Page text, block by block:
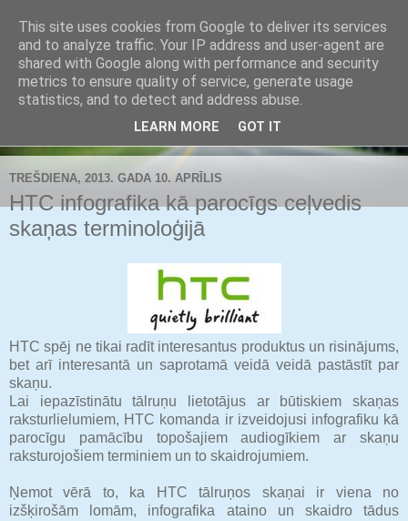
Buldozers.Lv
Subjektīvi par svarīgāko.
TREŠDIENA, 2013. GADA 10. APRĪLIS
HTC infografika kā parocīgs ceļvedis
skaņas terminoloģijā
HTC spēj ne tikai radīt interesantus produktus un risinājums,
bet arī interesantā un saprotamā veidā veidā pastāstīt par
skaņu.
Lai iepazīstinātu tālruņu lietotājus ar būtiskiem skaņas
raksturlielumiem, HTC komanda ir izveidojusi infografiku kā
parocīgu pamācību topošajiem audiogīkiem ar skaņu
raksturojošiem terminiem un to skaidrojumiem.
Ņemot vērā to, ka HTC tālruņos skaņai ir viena no
izšķirošām lomām, infografika ataino un skaidro tādus
This site uses cookies from Google to deliver its services
and to analyze traffic. Your IP address and user-agent are
shared with Google along with performance and security
metrics to ensure quality of service, generate usage
statistics, and to detect and address abuse.
LEARN MORE GOT IT